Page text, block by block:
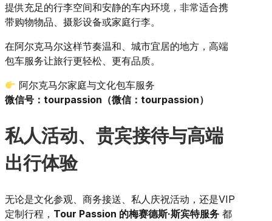
提供充足的行李空间和安静的车内环境，非常适合携
带购物物品、摄影设备或家庭行李。
在阿尔克马尔这样节奏温和、城市宜居的地方，高端
包车服务让旅行更轻松、更有品质。
阿尔克马尔家庭与文化包车服务
微信号：tourpassion（微信：tourpassion）
私人活动、贵宾接待与高端
出行体验
无论是文化参观、商务接送、私人庆祝活动，还是VIP
定制行程， Tour Passion 的梅赛德斯·斯宾特服务 都